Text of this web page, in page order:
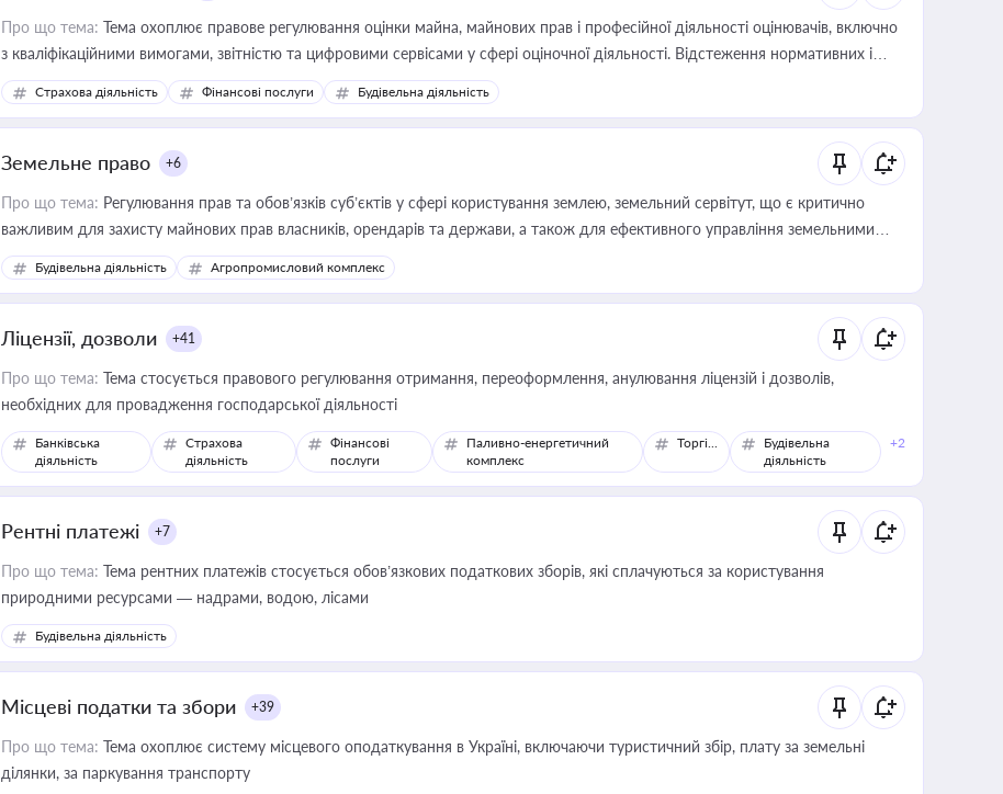
Про що тема: Тема охоплює правове регулювання оцінки майна, майнових прав і професійної діяльності оцінювачів, включно
з кваліфікаційними вимогами, звітністю та цифровими сервісами у сфері оціночної діяльності. Відстеження нормативних і
медійних змін у цій сфері корисне для власника бізнесу, керівника, юриста або бухгалтера під час оподаткування,
приватизації, оренди державного майна, корпоративних угод і перевірки статусу суб'єктів оціночної діяльності
Страхова діяльність Фінансові послуги Будівельна діяльність
Земельне право +6
Про що тема: Регулювання прав та обов’язків суб’єктів у сфері користування землею, земельний сервітут, що є критично
важливим для захисту майнових прав власників, орендарів та держави, а також для ефективного управління земельними
ресурсами
Будівельна діяльність Агропромисловий комплекс
Ліцензії, дозволи +41
Про що тема: Тема стосується правового регулювання отримання, переоформлення, анулювання ліцензій і дозволів,
необхідних для провадження господарської діяльності
Банківська
діяльність
Страхова
діяльність
Фінансові
послуги
Паливно-енергетичний
комплекс
Торгівля
Будівельна
діяльність
+2
Рентні платежі +7
Про що тема: Тема рентних платежів стосується обов’язкових податкових зборів, які сплачуються за користування
природними ресурсами — надрами, водою, лісами
Будівельна діяльність
Місцеві податки та збори +39
Про що тема: Тема охоплює систему місцевого оподаткування в Україні, включаючи туристичний збір, плату за земельні
ділянки, за паркування транспорту